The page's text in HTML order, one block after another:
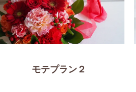
モテプラン２